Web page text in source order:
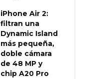
iPhone Air 2:
filtran una
Dynamic Island
más pequeña,
doble cámara
de 48 MP y
chip A20 Pro